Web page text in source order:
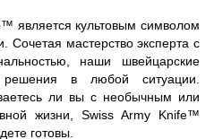
является культовым символом
Сочетая мастерство эксперта с
наши швейцарские
в любой ситуации.
ли вы с необычным или
жизни, Swiss Army Knife™
готовы.